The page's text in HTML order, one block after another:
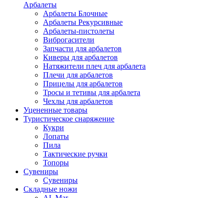
Арбалеты
Арбалеты Блочные
Арбалеты Рекурсивные
Арбалеты-пистолеты
Виброгасители
Запчасти для арбалетов
Киверы для арбалетов
Натяжители плеч для арбалета
Плечи для арбалетов
Прицелы для арбалетов
Тросы и тетивы для арбалета
Чехлы для арбалетов
Уцененные товары
Туристическое снаряжение
Кукри
Лопаты
Пила
Тактические ручки
Топоры
Сувениры
Сувениры
Складные ножи